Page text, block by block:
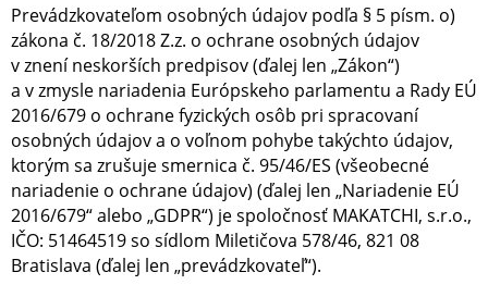
Prevádzkovateľom osobných údajov podľa § 5 písm. o)
zákona č. 18/2018 Z.z. o ochrane osobných údajov
v znení neskorších predpisov (ďalej len „Zákon“)
a v zmysle nariadenia Európskeho parlamentu a Rady EÚ
2016/679 o ochrane fyzických osôb pri spracovaní
osobných údajov a o voľnom pohybe takýchto údajov,
ktorým sa zrušuje smernica č. 95/46/ES (všeobecné
nariadenie o ochrane údajov) (ďalej len „Nariadenie EÚ
2016/679“ alebo „GDPR“) je spoločnosť MAKATCHI, s.r.o.,
IČO: 51464519 so sídlom Miletičova 578/46, 821 08
Bratislava (ďalej len „prevádzkovateľ“).